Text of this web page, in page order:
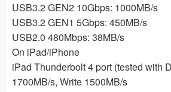
USB3.2 GEN2 10Gbps: 1000MB/s
USB3.2 GEN1 5Gbps: 450MB/s
USB2.0 480Mbps: 38MB/s
On iPad/iPhone
iPad Thunderbolt 4 port (tested with
1700MB/s, Write 1500MB/s